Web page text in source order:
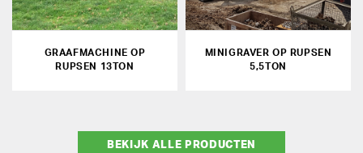
GRAAFMACHINE OP
RUPSEN 13TON
MINIGRAVER OP RUPSEN
5,5TON
BEKIJK ALLE PRODUCTEN